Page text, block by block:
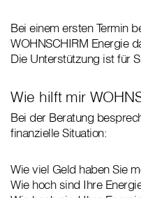
Bei einem ersten Termin
WOHNSCHIRM Energie
Die Unterstützung ist für
Wie hilft mir
Bei der Beratung
finanzielle Situation:
Wie viel Geld haben Sie
Wie hoch sind Ihre